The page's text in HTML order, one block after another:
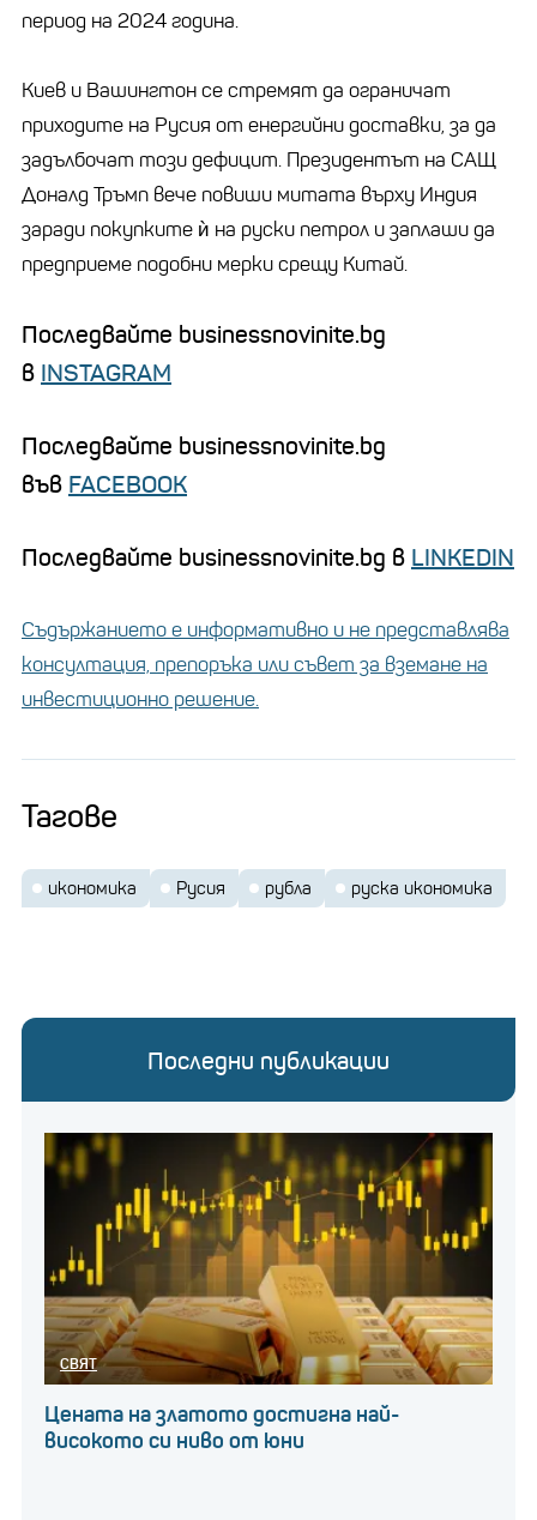
период на 2024 година.
Киев и Вашингтон се стремят да ограничат
приходите на Русия от енергийни доставки, за да
задълбочат този дефицит. Президентът на САЩ
Доналд Тръмп вече повиши митата върху Индия
заради покупките ѝ на руски петрол и заплаши да
предприеме подобни мерки срещу Китай.
Последвайте businessnovinite.bg
в INSTAGRAM
Последвайте businessnovinite.bg
във FACEBOOK
Последвайте businessnovinite.bg в LINKEDIN
Съдържанието е информативно и не представлява
консултация, препоръка или съвет за вземане на
инвестиционно решение.
Тагове
икономика Русия рубла руска икономика
Последни публикации
СВЯТ
Цената на златото достигна най-
високото си ниво от юни